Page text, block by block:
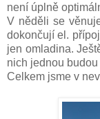
není úplně
V něděli se
dokončují el.
jen omladina.
nich jednou
Celkem jsme v